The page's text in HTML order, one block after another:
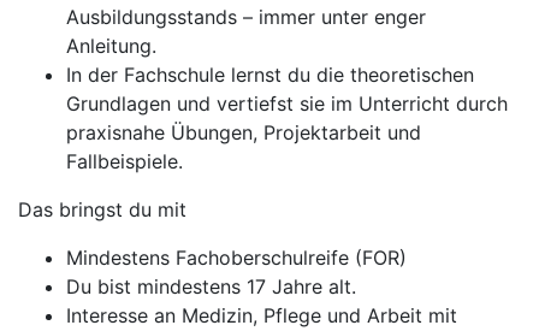
Ausbildungsstands – immer unter enger
Anleitung.
In der Fachschule lernst du die theoretischen
Grundlagen und vertiefst sie im Unterricht durch
praxisnahe Übungen, Projektarbeit und
Fallbeispiele.
Das bringst du mit
Mindestens Fachoberschulreife (FOR)
Du bist mindestens 17 Jahre alt.
Interesse an Medizin, Pflege und Arbeit mit